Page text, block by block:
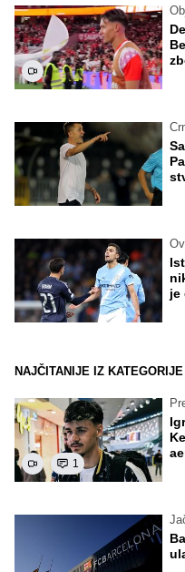
je
NAJČITANIJE IZ KATEGORIJE
1